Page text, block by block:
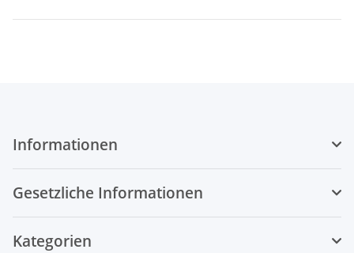
Informationen
Gesetzliche Informationen
Kategorien